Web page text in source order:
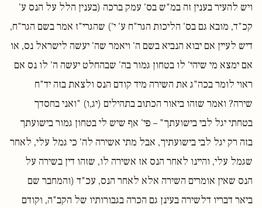
ויש להעיר בענין זה במ"ש בס' עמק ברכה (בענין הלל על הנס ע'
קכ"ד, מובא גם בס' הליכות הגר"ח ע' י') שהגרי"ז אמר בשם הגר"ח,
דיש לעיין אם יבוא הנביא בשם ה' ויאמר שה' יעשה לישראל נס, או
אם ימצא מי שיהי' לו בטחון גמור בה' שבהחלט יעשה ה' לו נס אם
ראוי לומר בכה"ג את השירה מיד קודם הנס ולצאת בזה יד"ח
שירה? ואמר שזהו ביאור הכתוב בתהילים (יג,ו) "ואני בחסדך
בטחתי יגל לבי בישועתך" – פי' אף שיש לי בטחון גמור בישועתך
בזה רק יגל לבי בישועתיך, אבל מתי אשירה לה' כי גמל עלי, לאחר
שגמל עלי, והיינו לאחר הנס אז אשירה לו, שזהו דין בשירה על
הנס שאין אומרים השירה אלא לאחר הנס, עכ"ד (והמחבר שם
ביאר דבריו דלשירה בעינן גם הכרה בגבורותיו של הקב"ה, וקודם